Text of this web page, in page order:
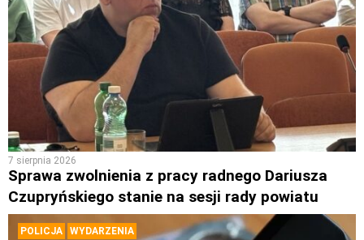
7 sierpnia 2026
Sprawa zwolnienia z pracy radnego Dariusza
Czupryńskiego stanie na sesji rady powiatu
POLICJA WYDARZENIA